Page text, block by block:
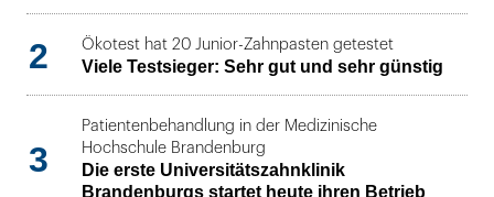
2 Ökotest hat 20 Junior-Zahnpasten getestet
Viele Testsieger: Sehr gut und sehr günstig
3
Patientenbehandlung in der Medizinische
Hochschule Brandenburg
Die erste Universitätszahnklinik
Brandenburgs startet heute ihren Betrieb